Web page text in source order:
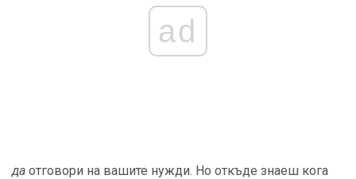
ad
да отговори на вашите нужди. Но откъде знаеш кога